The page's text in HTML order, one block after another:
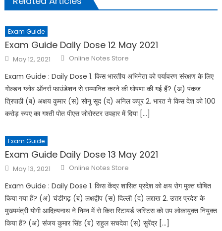
Exam Guide
Exam Guide Daily Dose 12 May 2021
May 12, 2021 Online Notes Store
Exam Guide : Daily Dose 1. किस भारतीय अभिनेता को पर्यावरण संरक्षण के लिए
गोल्डन ग्लोब ऑनर्स फाउंडेशन से सम्मानित करने की घोषणा की गई हैं? (अ) पंकज
त्रिपाठी (ब) अक्षय कुमार (स) सोनू सूद (द) अनिल कपूर 2. भारत ने किस देश को 100
करोड़ रुपए का गश्ती पोत पीएस जोरोस्टर उपहार में दिया […]
Exam Guide
Exam Guide Daily Dose 13 May 2021
May 13, 2021 Online Notes Store
Exam Guide : Daily Dose 1. किस केंद्र शासित प्रदेश को क्षय रोग मुक्त घोषित
किया गया हैं? (अ) चंडीगढ़ (ब) लक्षद्वीप (स) दिल्ली (द) लद्दाख 2. उत्तर प्रदेश के
मुख्यमंत्री योगी आदित्यनाथ ने निम्न में से किस रिटायर्ड जस्टिस को उप लोकायुक्त नियुक्त
किया हैं? (अ) संजय कुमार सिंह (ब) राहुल सचदेवा (स) सुरेंद्र […]